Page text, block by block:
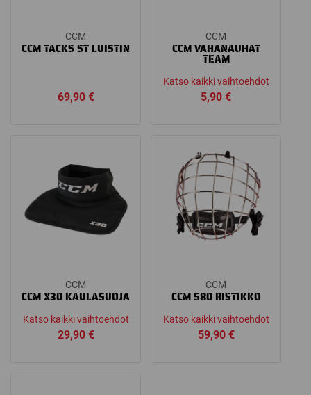
CCM
CCM TACKS ST LUISTIN
69,90 €
CCM
CCM VAHANAUHAT
TEAM
Katso kaikki vaihtoehdot
5,90€
CCM
CCM X30 KAULASUOJA
Katso kaikki vaihtoehdot
29,90 €
CCM
CCM 580 RISTIKKO
Katso kaikki vaihtoehdot
59,90 €